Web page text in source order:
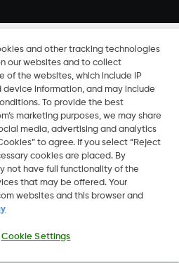
and other tracking technologies
our websites and to collect
of the websites, which include IP
device information, and may include
To provide the best
marketing purposes, we may share
media, advertising and analytics
to agree. If you select “Reject
cookies are placed. By
not have full functionality of the
that may be offered. Your
websites and this browser and
Cookie Settings